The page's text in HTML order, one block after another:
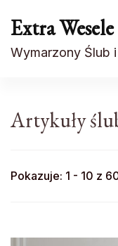
Extra Wesele
Wymarzony Ślub
Artykuły
Pokazuje: 1 - 10 z